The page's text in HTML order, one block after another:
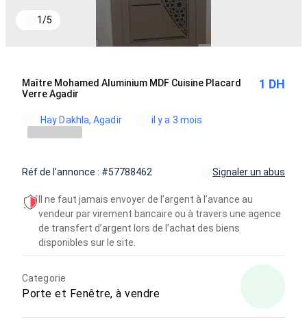
1/5
Maître Mohamed Aluminium MDF Cuisine Placard
Verre Agadir
1 DH
Hay Dakhla, Agadir il y a 3 mois
Réf de l'annonce : #57788462 Signaler un abus
Il ne faut jamais envoyer de l’argent à l’avance au
vendeur par virement bancaire ou à travers une agence
de transfert d’argent lors de l’achat des biens
disponibles sur le site.
Categorie
Porte et Fenêtre, à vendre